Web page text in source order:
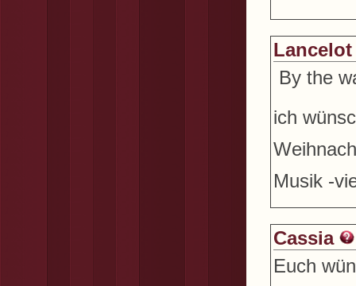
Lancelot
By the
ich
Musik -
Cassia
Euch